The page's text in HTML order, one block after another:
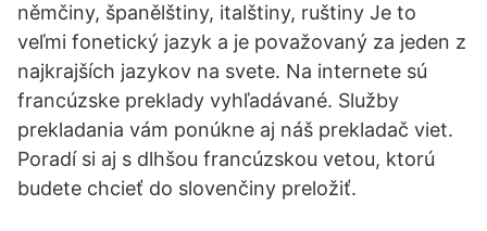
němčiny, španělštiny, italštiny, ruštiny Je to
veľmi fonetický jazyk a je považovaný za jeden z
najkrajších jazykov na svete. Na internete sú
francúzske preklady vyhľadávané. Služby
prekladania vám ponúkne aj náš prekladač viet.
Poradí si aj s dlhšou francúzskou vetou, ktorú
budete chcieť do slovenčiny preložiť.